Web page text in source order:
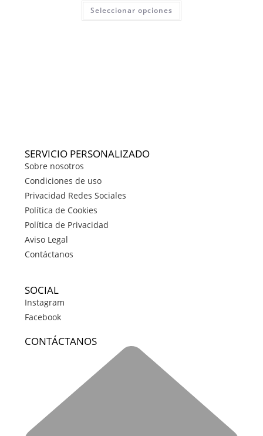
Seleccionar opciones
SERVICIO PERSONALIZADO
Sobre nosotros
Condiciones de uso
Privacidad Redes Sociales
Política de Cookies
Política de Privacidad
Aviso Legal
Contáctanos
SOCIAL
Instagram
Facebook
CONTÁCTANOS